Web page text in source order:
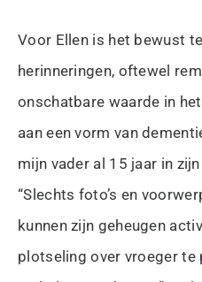
Voor Ellen is het bewust
herinneringen, oftewel
onschatbare waarde in
aan een vorm van
mijn vader al 15 jaar in
“Slechts foto’s en
kunnen zijn geheugen
plotseling over vroeger te